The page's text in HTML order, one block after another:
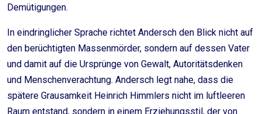
Demütigungen.
In eindringlicher Sprache richtet Andersch den Blick nicht auf
den berüchtigten Massenmörder, sondern auf dessen Vater
und damit auf die Ursprünge von Gewalt, Autoritätsdenken
und Menschenverachtung. Andersch legt nahe, dass die
spätere Grausamkeit Heinrich Himmlers nicht im luftleeren
Raum entstand, sondern in einem Erziehungsstil, der von